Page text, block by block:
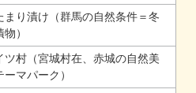
り漬け（群馬の自然条件＝冬
）
村（宮城村在、赤城の自然美
マパーク）